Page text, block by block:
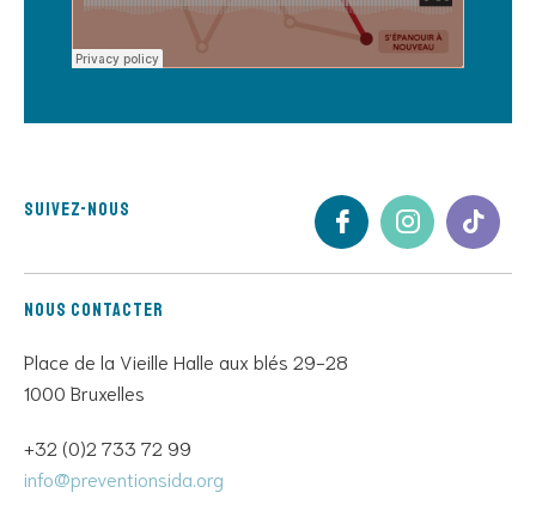
Suivez-nous
Nous contacter
Place de la Vieille Halle aux blés 29-28
1000 Bruxelles
+32 (0)2 733 72 99
info@preventionsida.org